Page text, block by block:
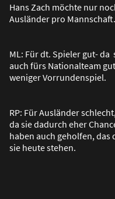
Hans Zach möchte nur
Ausländer pro
ML: Für dt. Spieler gut-
auch fürs Nationalteam
weniger Vorrundenspiel.
RP: Für Ausländer
da sie dadurch eher
haben auch geholfen, das
sie heute stehen.